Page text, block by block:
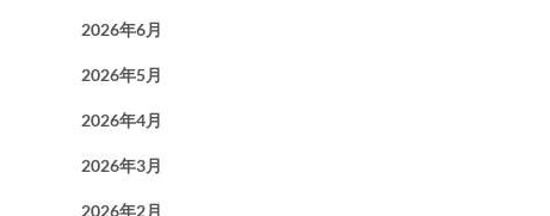
2026年6月
2026年5月
2026年4月
2026年3月
2026年2月